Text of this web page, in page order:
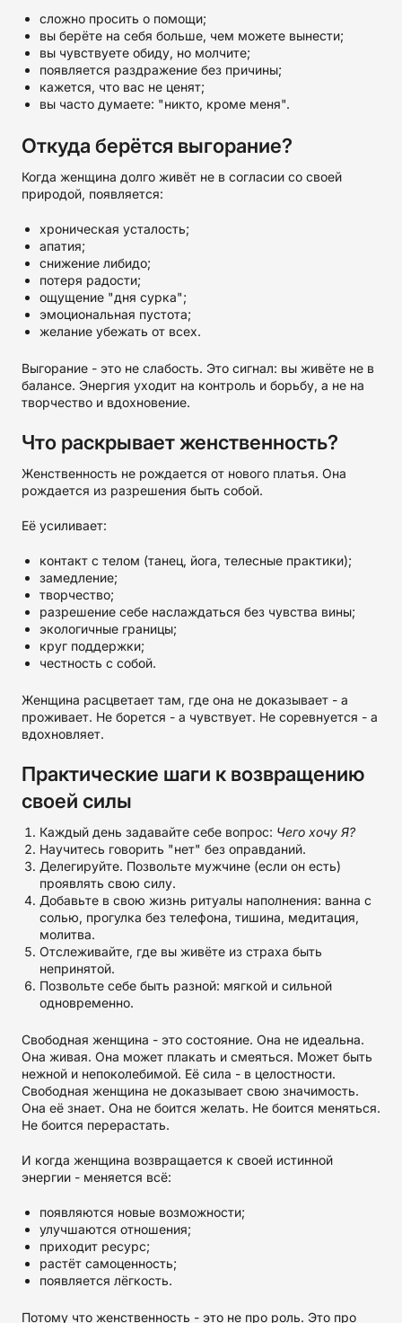
сложно просить о помощи;
вы берёте на себя больше, чем можете вынести;
вы чувствуете обиду, но молчите;
появляется раздражение без причины;
кажется, что вас не ценят;
вы часто думаете: "никто, кроме меня".
Откуда берётся выгорание?
Когда женщина долго живёт не в согласии со своей
природой, появляется:
хроническая усталость;
апатия;
снижение либидо;
потеря радости;
ощущение "дня сурка";
эмоциональная пустота;
желание убежать от всех.
Выгорание - это не слабость. Это сигнал: вы живёте не в
балансе. Энергия уходит на контроль и борьбу, а не на
творчество и вдохновение.
Что раскрывает женственность?
Женственность не рождается от нового платья. Она
рождается из разрешения быть собой.
Её усиливает:
контакт с телом (танец, йога, телесные практики);
замедление;
творчество;
разрешение себе наслаждаться без чувства вины;
экологичные границы;
круг поддержки;
честность с собой.
Женщина расцветает там, где она не доказывает - а
проживает. Не борется - а чувствует. Не соревнуется - а
вдохновляет.
Практические шаги к возвращению
своей силы
Каждый день задавайте себе вопрос: Чего хочу Я?
Научитесь говорить "нет" без оправданий.
Делегируйте. Позвольте мужчине (если он есть)
проявлять свою силу.
Добавьте в свою жизнь ритуалы наполнения: ванна с
солью, прогулка без телефона, тишина, медитация,
молитва.
Отслеживайте, где вы живёте из страха быть
непринятой.
Позвольте себе быть разной: мягкой и сильной
одновременно.
Свободная женщина - это состояние. Она не идеальна.
Она живая. Она может плакать и смеяться. Может быть
нежной и непоколебимой. Её сила - в целостности.
Свободная женщина не доказывает свою значимость.
Она её знает. Она не боится желать. Не боится меняться.
Не боится перерастать.
И когда женщина возвращается к своей истинной
энергии - меняется всё:
появляются новые возможности;
улучшаются отношения;
приходит ресурс;
растёт самоценность;
появляется лёгкость.
Потому что женственность - это не про роль. Это про